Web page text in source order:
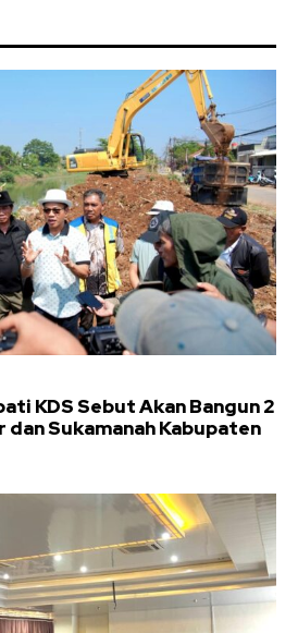
KDS Sebut Akan Bangun 2
dan Sukamanah Kabupaten